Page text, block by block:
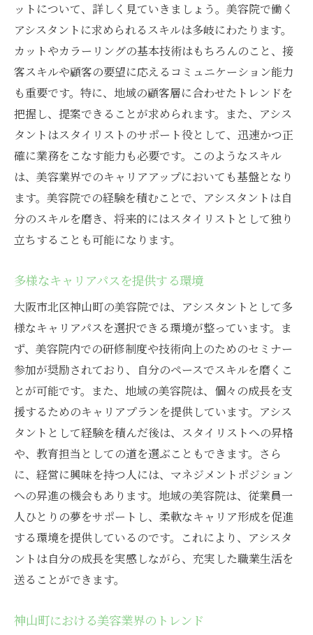
ム
キャリアアップのためのチャンスを見極め
る
実践的な経験が得られる環境の重要性
メンター制度がもたらす成長の加速
各種研修と教育制度の充実
自己啓発を促す社内文化
大阪市の美容院でキャリアアップする方法
プロフェッショナルとしての基礎を固める
スキルアップの機会を活用する
積極的なネットワーキングが可能にする未
キャリア目標に基づいた計画の策定
フィードバックを活かした自己改善
美容業界でのブランド構築
神山町の美容院で次のステップへ進む秘訣
転職先での成功を掴むための準備
未来のキャリアに繋がる選択をする
神山町の美容院での経験がもたらす影響
長期的な視点でのキャリア構築
新しい環境での適応力を養う
成功を支える人間関係の構築
アシスタントも輝ける美容院を選ぶポイント
企業文化とビジョンの一致を確認する
アシスタントとしての役割と責任を理解す
従業員の声を大切にする職場の特徴
ットについて、詳しく見ていきましょう。美容院で働く
アシスタントに求められるスキルは多岐にわたります。
カットやカラーリングの基本技術はもちろんのこと、接
客スキルや顧客の要望に応えるコミュニケーション能力
も重要です。特に、地域の顧客層に合わせたトレンドを
把握し、提案できることが求められます。また、アシス
タントはスタイリストのサポート役として、迅速かつ正
確に業務をこなす能力も必要です。このようなスキル
は、美容業界でのキャリアアップにおいても基盤となり
ます。美容院での経験を積むことで、アシスタントは自
分のスキルを磨き、将来的にはスタイリストとして独り
立ちすることも可能になります。
多様なキャリアパスを提供する環境
大阪市北区神山町の美容院では、アシスタントとして多
様なキャリアパスを選択できる環境が整っています。ま
ず、美容院内での研修制度や技術向上のためのセミナー
参加が奨励されており、自分のペースでスキルを磨くこ
とが可能です。また、地域の美容院は、個々の成長を支
援するためのキャリアプランを提供しています。アシス
タントとして経験を積んだ後は、スタイリストへの昇格
や、教育担当としての道を選ぶこともできます。さら
に、経営に興味を持つ人には、マネジメントポジション
への昇進の機会もあります。地域の美容院は、従業員一
人ひとりの夢をサポートし、柔軟なキャリア形成を促進
する環境を提供しているのです。これにより、アシスタ
ントは自分の成長を実感しながら、充実した職業生活を
送ることができます。
神山町における美容業界のトレンド